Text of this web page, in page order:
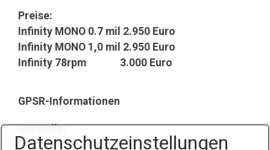
Preise:
Infinity MONO 0.7 mil 2.950 Euro
Infinity MONO 1,0 mil 2.950 Euro
Infinity 78rpm 3.000 Euro
GPSR-Informationen
Hersteller
Miyajima Laboratory
Datenschutzeinstellungen